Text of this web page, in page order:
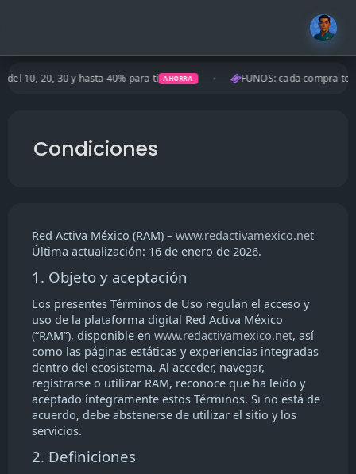
20, 30 y hasta 40% para ti AHORRA FUNOS: cada compra te abre
Condiciones
Red Activa México (RAM) – www.redactivamexico.net
Última actualización: 16 de enero de 2026.
1. Objeto y aceptación
Los presentes Términos de Uso regulan el acceso y
uso de la plataforma digital Red Activa México
(“RAM”), disponible en www.redactivamexico.net, así
como las páginas estáticas y experiencias integradas
dentro del ecosistema. Al acceder, navegar,
registrarse o utilizar RAM, reconoce que ha leído y
aceptado íntegramente estos Términos. Si no está de
acuerdo, debe abstenerse de utilizar el sitio y los
servicios.
2. Definiciones